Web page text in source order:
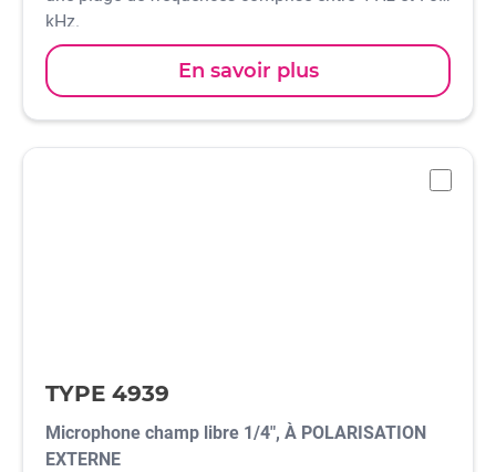
kHz.
En savoir plus
TYPE 4939
Microphone champ libre 1/4", À POLARISATION
EXTERNE